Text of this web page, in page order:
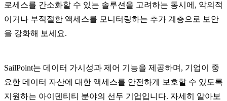
로세스를 간소화할 수 있는 솔루션을 고려하는 동시에, 악의적
이거나 부적절한 액세스를 모니터링하는 추가 계층으로 보안
을 강화해 보세요.
SailPoint는 데이터 가시성과 제어 기능을 제공하며, 기업이 중
요한 데이터 자산에 대한 액세스를 안전하게 보호할 수 있도록
지원하는 아이덴티티 분야의 선두 기업입니다. 자세히 알아보